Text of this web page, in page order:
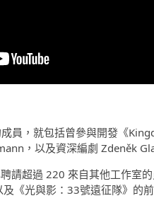
員，就包括曾參與開發《
，以及資深編劇 Zdeněk
請超過 220 來自其他工作室
《光與影：33號遠征隊》的